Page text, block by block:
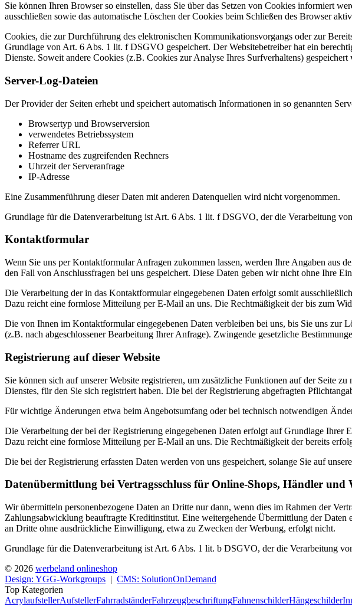
Sie können Ihren Browser so einstellen, dass Sie über das Setzen von Cookies informiert
ausschließen sowie das automatische Löschen der Cookies beim Schließen des Browser
Cookies, die zur Durchführung des elektronischen Kommunikationsvorgangs oder zur
Grundlage von Art. 6 Abs. 1 lit. f DSGVO gespeichert. Der Websitebetreiber hat ein
Dienste. Soweit andere Cookies (z.B. Cookies zur Analyse Ihres Surfverhaltens)
Server-Log-Dateien
Der Provider der Seiten erhebt und speichert automatisch Informationen in so genannten
Browsertyp und Browserversion
verwendetes Betriebssystem
Referrer URL
Hostname des zugreifenden Rechners
Uhrzeit der Serveranfrage
IP-Adresse
Eine Zusammenführung dieser Daten mit anderen Datenquellen wird nicht vorgenommen.
Grundlage für die Datenverarbeitung ist Art. 6 Abs. 1 lit. f DSGVO, der die Verarbeitung
Kontaktformular
Wenn Sie uns per Kontaktformular Anfragen zukommen lassen, werden Ihre Angaben aus
den Fall von Anschlussfragen bei uns gespeichert. Diese Daten geben wir nicht ohne Ihre
Die Verarbeitung der in das Kontaktformular eingegebenen Daten erfolgt somit
Dazu reicht eine formlose Mitteilung per E-Mail an uns. Die Rechtmäßigkeit der bis zum
Die von Ihnen im Kontaktformular eingegebenen Daten verbleiben bei uns, bis Sie uns
(z.B. nach abgeschlossener Bearbeitung Ihrer Anfrage). Zwingende gesetzliche
Registrierung auf dieser Website
Sie können sich auf unserer Website registrieren, um zusätzliche Funktionen auf der Seite
Dienstes, für den Sie sich registriert haben. Die bei der Registrierung abgefragten
Für wichtige Änderungen etwa beim Angebotsumfang oder bei technisch notwendigen
Die Verarbeitung der bei der Registrierung eingegebenen Daten erfolgt auf Grundlage
Dazu reicht eine formlose Mitteilung per E-Mail an uns. Die Rechtmäßigkeit der bereits
Die bei der Registrierung erfassten Daten werden von uns gespeichert, solange Sie auf
Datenübermittlung bei Vertragsschluss für Online-Shops, Händler und
Wir übermitteln personenbezogene Daten an Dritte nur dann, wenn dies im Rahmen der
Zahlungsabwicklung beauftragte Kreditinstitut. Eine weitergehende Übermittlung der
an Dritte ohne ausdrückliche Einwilligung, etwa zu Zwecken der Werbung, erfolgt nicht.
Grundlage für die Datenverarbeitung ist Art. 6 Abs. 1 lit. b DSGVO, der die Verarbeitung
© 2026 werbeland onlineshop
Design: YGG-Workgroups | CMS: SolutionOnDemand
Top Kategorien
AcrylaufstellerAufstellerFahrradständerFahrzeugbeschriftungFahnenschilderHängeschilder